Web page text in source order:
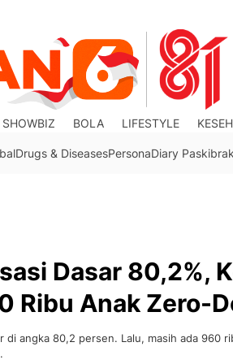
SHOWBIZ BOLA LIFESTYLE
Drugs & DiseasesPersonaDiary
Dasar 80,2%,
Ribu Anak Zero-
di angka 80,2 persen. Lalu, masih ada 960